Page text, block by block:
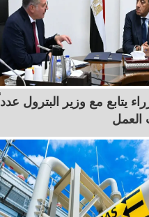
يتابع مع وزير البترول عدداً
العمل